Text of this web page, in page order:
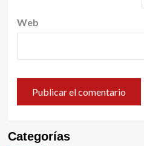
Web
Categorías